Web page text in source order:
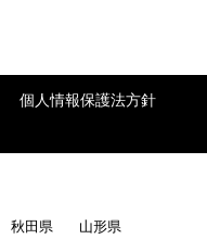
個人情報保護法方針
秋田県
山形県